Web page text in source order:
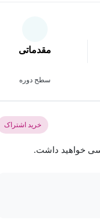
مقدماتی
سطح دوره
خرید اشتراک